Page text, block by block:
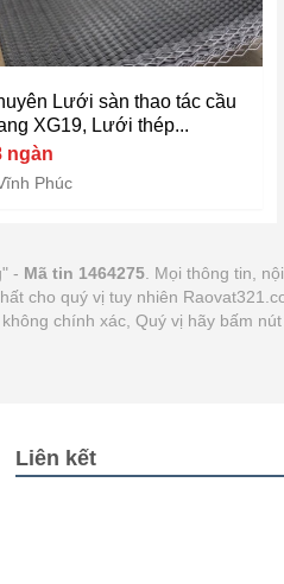
Lưới sàn thao tác cầu
XG19, Lưới thép...
ngàn
Phúc
- Mã tin 1464275 . Mọi thông tin,
cho quý vị tuy nhiên
chính xác, Quý vị hãy bấm
Liên kết